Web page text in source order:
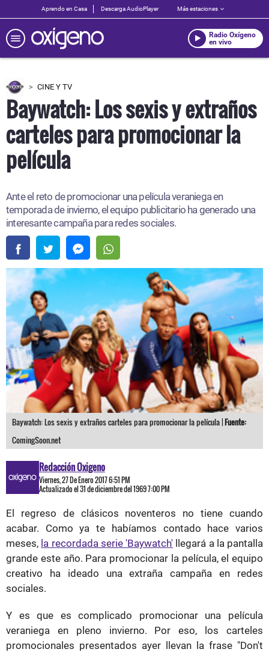
Aprendo en Casa Descarga AudioPlayer Más estaciones
Radio Oxígeno
en vivo
CINE Y TV
Baywatch: Los sexis y extraños
carteles para promocionar la
película
Ante el reto de promocionar una película veraniega en
temporada de invierno, el equipo publicitario ha generado una
interesante campaña para redes sociales.
Baywatch: Los sexis y extraños carteles para promocionar la película |Fuente:
ComingSoon.net
Redacción Oxigeno
Viernes, 27 De Enero 2017 6:51 PM
Actualizado el 31 de diciembre del 1969 7:00 PM
El regreso de clásicos noventeros no tiene cuando
acabar. Como ya te habíamos contado hace varios
meses, la recordada serie 'Baywatch' llegará a la pantalla
grande este año. Para promocionar la película, el equipo
creativo ha ideado una extraña campaña en redes
sociales.
Y es que es complicado promocionar una película
veraniega en pleno invierno. Por eso, los carteles
promocionales presentados ayer llevan la frase "Don't